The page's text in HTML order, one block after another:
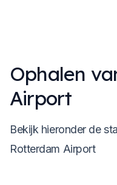
Ophalen
Airport
Bekijk hieronder de
Rotterdam Airport